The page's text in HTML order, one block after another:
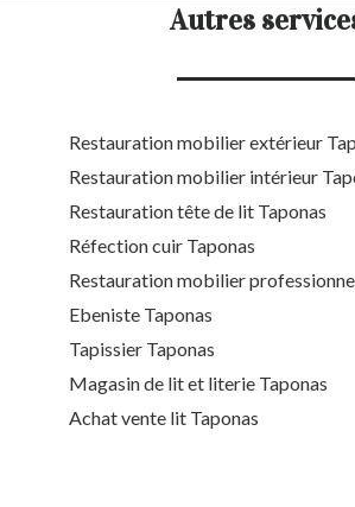
Autres
Restauration mobilier extérieur
Restauration mobilier intérieur
Restauration tête de lit Taponas
Réfection cuir Taponas
Restauration mobilier
Ebeniste Taponas
Tapissier Taponas
Magasin de lit et literie Taponas
Achat vente lit Taponas